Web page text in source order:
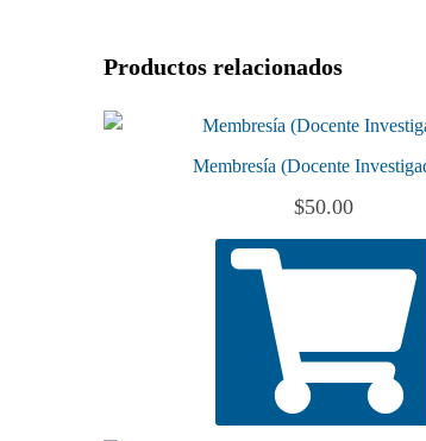
Productos relacionados
Membresía (Docente
$50.00